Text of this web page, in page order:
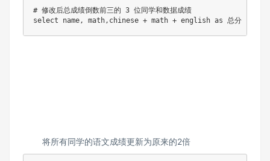
# 修改后总成绩倒数前三的 3 位同学和数据成绩
select name, math,chinese + math + english as 总分
将所有同学的语文成绩更新为原来的2倍